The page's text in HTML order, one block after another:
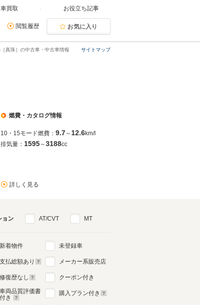
車買取 お役立ち記事
閲覧履歴 お気に入り
サイトマップ
真珠］の中古車・中古車情報
燃費・カタログ情報
10・15モード燃費： 9.7～ 12.6km/l
排気量： 1595～3188cc
詳しく見る
ョン AT/CVT MT
新着物件
支払総額あり
修復歴なし
車両品質評価書
付き
未登録車
メーカー系販売店
クーポン付き
購入プラン付き